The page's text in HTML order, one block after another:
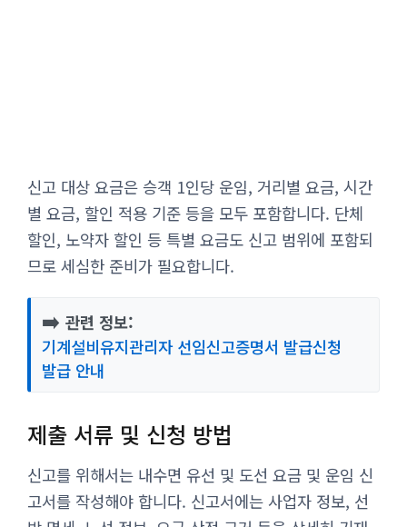
신고 대상 요금은 승객 1인당 운임, 거리별 요금, 시간
별 요금, 할인 적용 기준 등을 모두 포함합니다. 단체
할인, 노약자 할인 등 특별 요금도 신고 범위에 포함되
므로 세심한 준비가 필요합니다.
➡️ 관련 정보:
기계설비유지관리자 선임신고증명서 발급신청
발급 안내
제출 서류 및 신청 방법
신고를 위해서는 내수면 유선 및 도선 요금 및 운임 신
고서를 작성해야 합니다. 신고서에는 사업자 정보, 선